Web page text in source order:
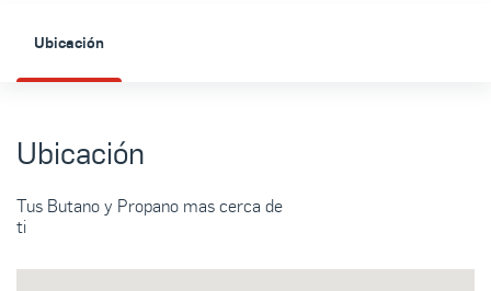
Ubicación
Ubicación
Tus Butano y Propano mas cerca de
ti